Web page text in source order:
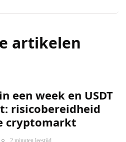
artikelen
een week en USDT
risicobereidheid
cryptomarkt
2 minuten leestijd